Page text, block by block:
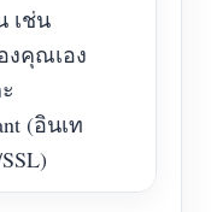
เช่น
งคุณเอง
(อินเท